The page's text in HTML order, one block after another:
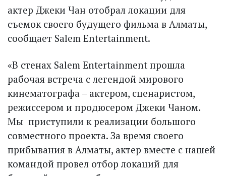
актер Джеки Чан отобрал локации для
съемок своего будущего фильма в Алматы,
сообщает Salem Entertainment.
«В стенах Salem Entertainment прошла
рабочая встреча с легендой мирового
кинематографа – актером, сценаристом,
режиссером и продюсером Джеки Чаном.
Мы приступили к реализации большого
совместного проекта. За время своего
прибывания в Алматы, актер вместе с нашей
командой провел отбор локаций для